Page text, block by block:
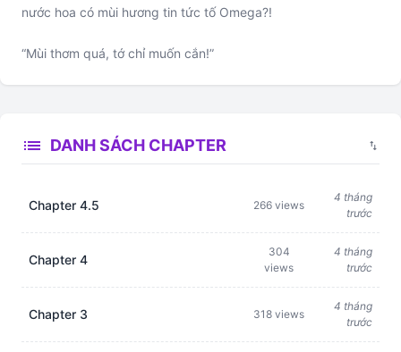
nước hoa có mùi hương tin tức tố Omega?!
“Mùi thơm quá, tớ chỉ muốn cắn!”
list DANH SÁCH CHAPTER swap_vert
Chapter 4.5 266 views
4 tháng
trước
Chapter 4
304
views
4 tháng
trước
Chapter 3 318 views
4 tháng
trước